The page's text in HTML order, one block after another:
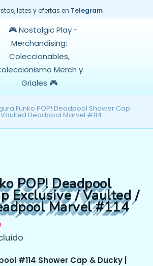
lotes y ofertas en Telegram
Funko POP! Deadpool Shower Cap
Deadpool Marvel #114
POP! Deadpool
Exclusive / Vaulted /
Marvel #114
#114 Shower Cap & Ducky |